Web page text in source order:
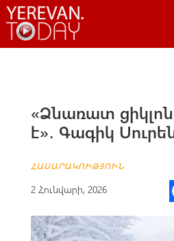
«Ձնառատ
է»․ Գագիկ
ՀԱՍԱՐԱԿՈՒԹՅՈՒՆ
2 Հունվարի, 2026